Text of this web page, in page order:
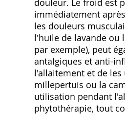
douleur. Le froid est
immédiatement
les douleurs
l'huile de lavande ou
par exemple), peut
antalgiques et anti-
l'allaitement et de
millepertuis ou la
utilisation pendant
phytothérapie, tout